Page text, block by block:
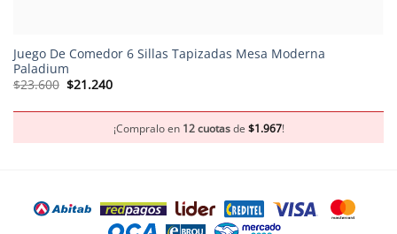
Juego De Comedor 6 Sillas Tapizadas Mesa Moderna
Paladium
$23.600 El
$23.600.
$21.240El
$21.240.
¡Compralo en 12 cuotasde $1.967!